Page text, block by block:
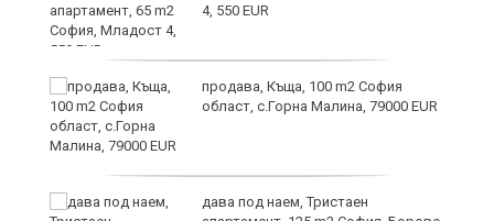
4, 550 EUR
продава, Къща, 100 m2 София
област, с.Горна Малина, 79000 EUR
дава под наем, Тристаен